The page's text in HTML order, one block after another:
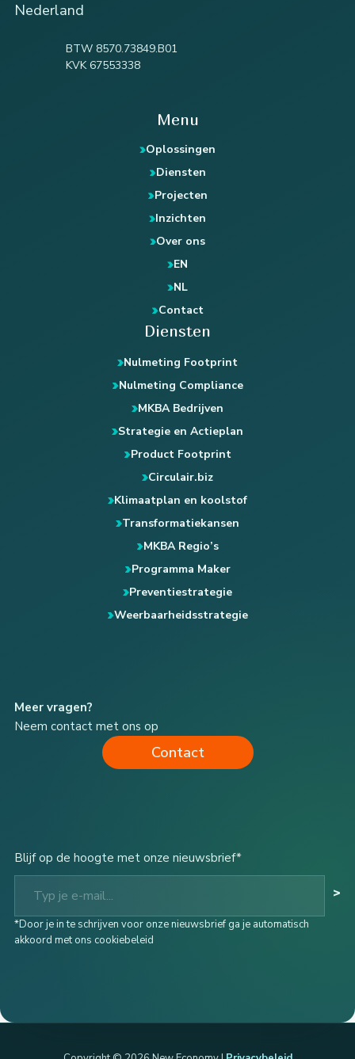
Nederland
BTW 8570.73849.B01
KVK 67553338
Menu
Oplossingen
Diensten
Projecten
Inzichten
Over ons
EN
NL
Contact
Diensten
Nulmeting Footprint
Nulmeting Compliance
MKBA Bedrijven
Strategie en Actieplan
Product Footprint
Circulair.biz
Klimaatplan en koolstof
Transformatiekansen
MKBA Regio’s
Programma Maker
Preventiestrategie
Weerbaarheidsstrategie
Meer vragen?
Neem contact met ons op
Contact
Blijf op de hoogte met onze nieuwsbrief*
Typ je e-mail...
>
*Door je in te schrijven voor onze nieuwsbrief ga je automatisch
akkoord met ons cookiebeleid